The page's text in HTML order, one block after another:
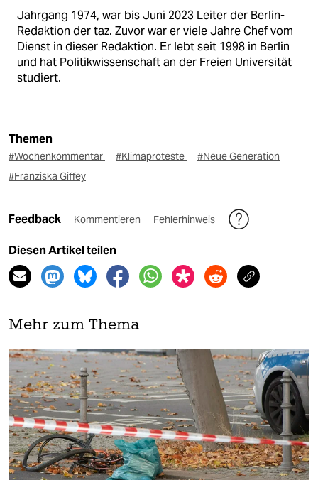
Jahrgang 1974, war bis Juni 2023 Leiter der Berlin-
Redaktion der taz. Zuvor war er viele Jahre Chef vom
Dienst in dieser Redaktion. Er lebt seit 1998 in Berlin
und hat Politikwissenschaft an der Freien Universität
studiert.
Themen
#Wochenkommentar #Klimaproteste
#Neue Generation
#Franziska Giffey
Feedback Kommentieren Fehlerhinweis
Diesen Artikel teilen
Mehr zum Thema